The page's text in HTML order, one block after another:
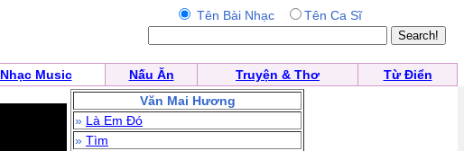
Tên Bài Nhạc Tên Ca Sĩ
Nhạc Music Nấu Ăn Truyện & Thơ
Từ Điển
Văn Mai Hương
» Là Em Đó
» Tìm